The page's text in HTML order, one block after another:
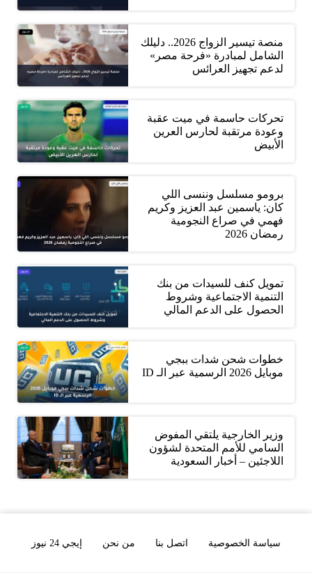
منصة تيسير الزواج 2026.. دليلك
الشامل لمبادرة «فرحة مصر»
لدعم تجهيز العرائس
تحركات حاسمة في ميت عقبة
وعودة مرتقبة لحارس العرين
الأبيض
برومو مسلسل وننسى اللي
كان: ياسمين عبد العزيز وكريم
فهمي في صراع النجومية
رمضان 2026
تمويل كنف للسيدات من بنك
التنمية الاجتماعية وشروط
الحصول على الدعم المالي
خطوات شحن شدات ببجي
موبايل 2026 الرسمية عبر الـ ID
وزير الخارجية يلتقي المفوض
السامي للأمم المتحدة لشؤون
اللاجئين – أخبار السعودية
سياسة الخصوصية اتصل بنا من نحن إيجي 24 نيوز